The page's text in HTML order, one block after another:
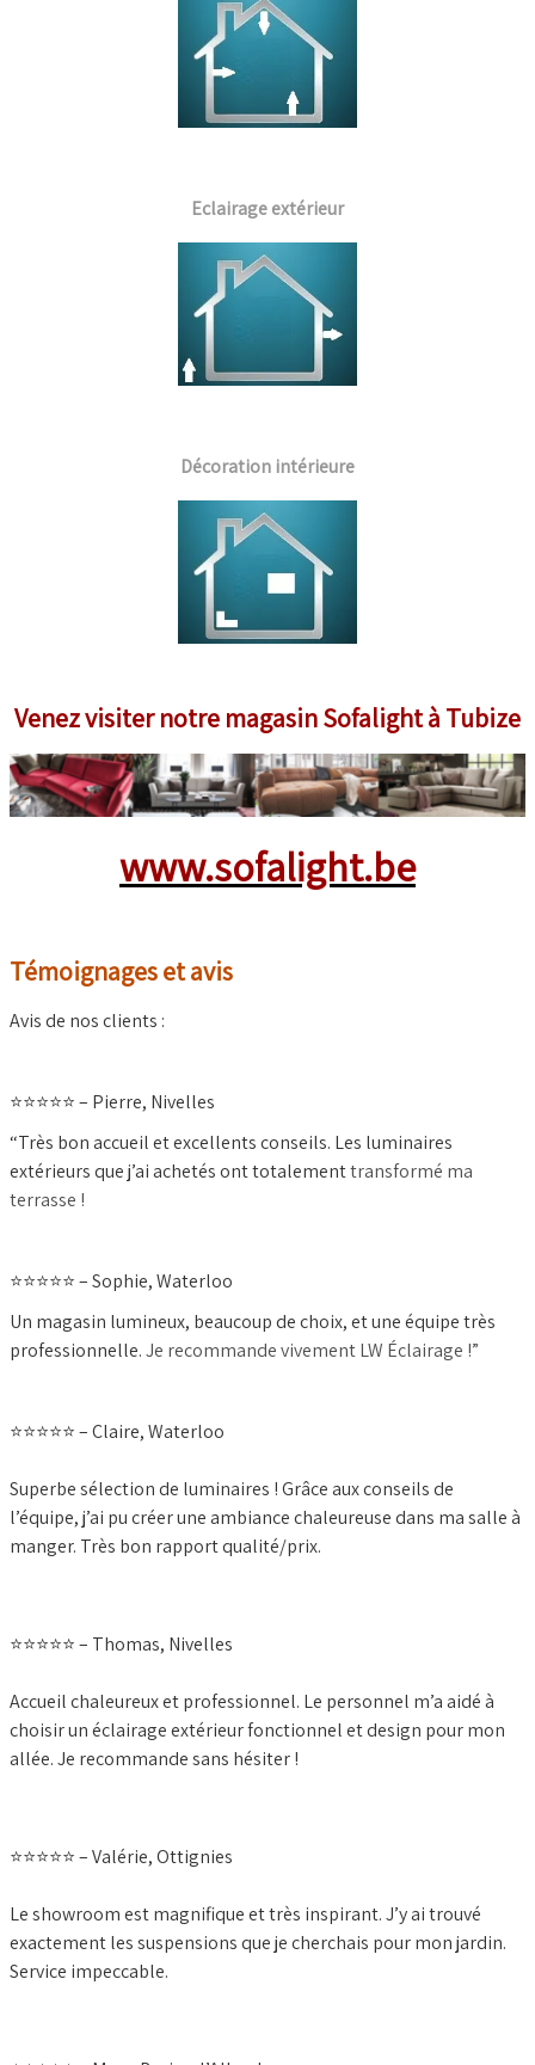
Eclairage extérieur
Décoration intérieure
Venez visiter notre magasin Sofalight à Tubize
www.sofalight.be
Témoignages et avis
Avis de nos clients :
⭐️⭐️⭐️⭐️⭐️ – Pierre, Nivelles
“Très bon accueil et excellents conseils. Les luminaires
extérieurs que j’ai achetés ont totalementtransformé ma
terrasse !
⭐️⭐️⭐️⭐️⭐️ – Sophie, Waterloo
Un magasin lumineux, beaucoup de choix, et une équipe très
professionnelle.Je recommande vivement LW Éclairage !”
⭐️⭐️⭐️⭐️⭐️ – Claire, Waterloo
Superbe sélection de luminaires ! Grâce aux conseils de
l’équipe, j’ai pu créer une ambiance chaleureuse dans ma salle à
manger. Très bon rapport qualité/prix.
⭐️⭐️⭐️⭐️⭐️ – Thomas, Nivelles
Accueil chaleureux et professionnel. Le personnel m’a aidé à
choisir un éclairage extérieur fonctionnel et design pour mon
allée. Je recommande sans hésiter !
⭐️⭐️⭐️⭐️⭐️ – Valérie, Ottignies
Le showroom est magnifique et très inspirant. J’y ai trouvé
exactement les suspensions que je cherchais pour mon jardin.
Service impeccable.